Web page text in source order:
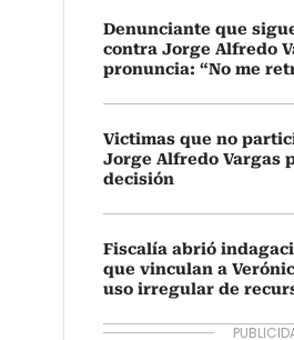
Denunciante que
contra Jorge Alfredo
pronuncia: “No me
Victimas que no
Jorge Alfredo Vargas
decisión
Fiscalía abrió
que vinculan a
uso irregular de